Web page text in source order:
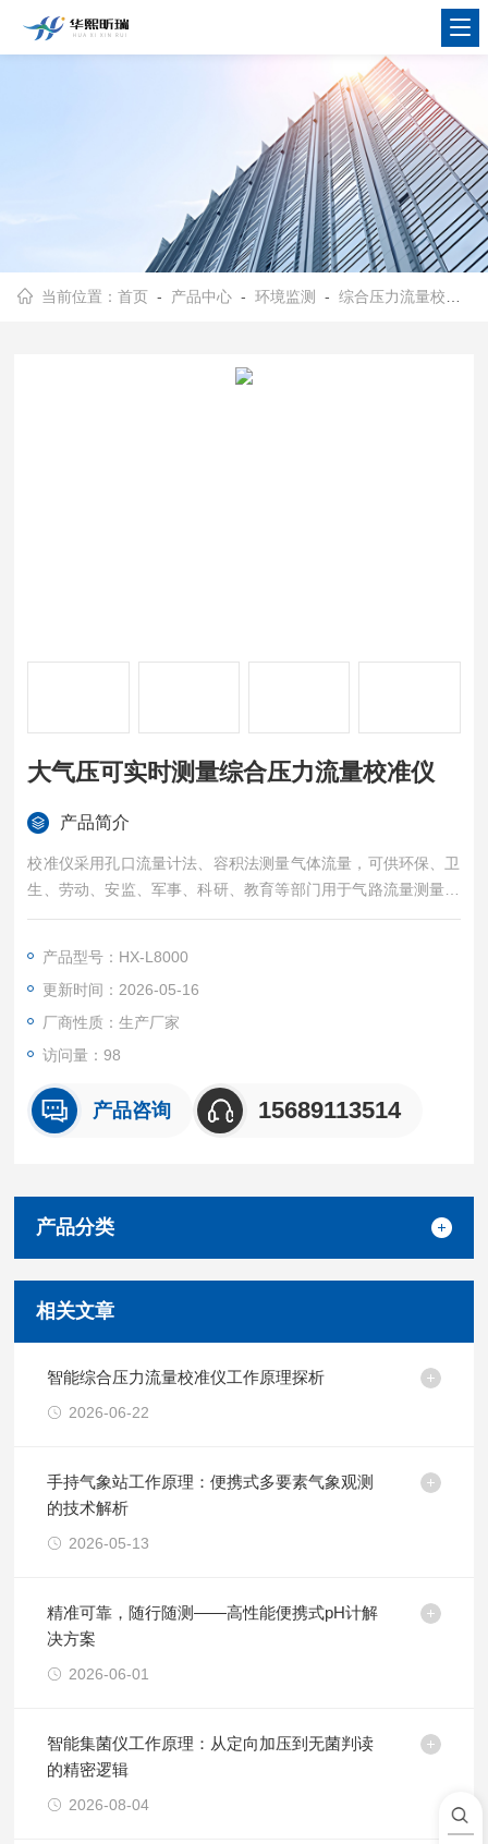
当前位置：首页 - 产品中心 -环境监测 -综合压力流量校准仪
大气压可实时测量综合压力流量校准仪
产品简介
校准仪采用孔口流量计法、容积法测量气体流量，可供环保、卫
生、劳动、安监、军事、科研、教育等部门用于气路流量测量及
流量仪器校准。
HJ/T368-2007《标定总悬浮颗粒物采样器用的孔口流量计技术
要求及检测方法》
JJG586-2006 《皂膜流量计检定规程》
JJG633-2005《气体容积式流量计》大气压可实时测量综合压力
产品型号：HX-L8000
更新时间：2026-05-16
厂商性质：生产厂家
访问量：98
产品咨询 15689113514
产品分类
相关文章
智能综合压力流量校准仪工作原理探析
2026-06-22
手持气象站工作原理：便携式多要素气象观测
的技术解析
2026-05-13
精准可靠，随行随测——高性能便携式pH计解
决方案
2026-06-01
智能集菌仪工作原理：从定向加压到无菌判读
的精密逻辑
2026-08-04